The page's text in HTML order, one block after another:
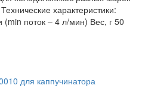
характеристики:
(min поток – 4 л/мин) Вес, г 50
для каппучинатора